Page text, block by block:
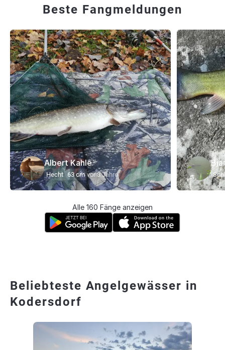
Beste Fangmeldungen
Albert Kahle
Hecht 63 cm vor 3 Jahre
Alle 160 Fänge anzeigen
Beliebteste Angelgewässer in
Kodersdorf